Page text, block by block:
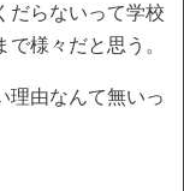
だらないって学校
様々だと思う。
理由なんて無いっ